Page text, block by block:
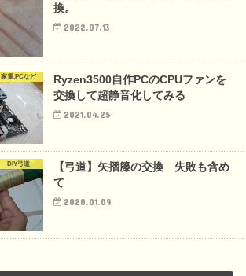
換。
2022.07.13
家電,PCなど
Ryzen3500自作PCのCPUファンを
交換して超静音化してみる
2021.04.25
DIY弓道
【弓道】矢摺籐の交換 失敗も含め
て
2020.01.09